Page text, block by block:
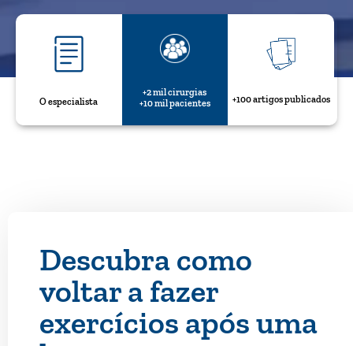
O especialista
+2 mil cirurgias
+10 mil pacientes
+100 artigos publicados
Descubra como
voltar a fazer
exercícios após uma